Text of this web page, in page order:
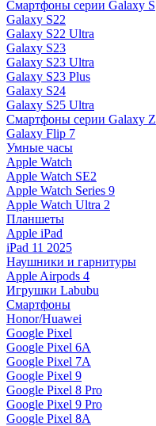
Смартфоны серии Galaxy S
Galaxy S22
Galaxy S22 Ultra
Galaxy S23
Galaxy S23 Ultra
Galaxy S23 Plus
Galaxy S24
Galaxy S25 Ultra
Смартфоны серии Galaxy Z
Galaxy Flip 7
Умные часы
Apple Watch
Apple Watch SE2
Apple Watch Series 9
Apple Watch Ultra 2
Планшеты
Apple iPad
iPad 11 2025
Наушники и гарнитуры
Apple Airpods 4
Игрушки Labubu
Смартфоны
Honor/Huawei
Google Pixel
Google Pixel 6A
Google Pixel 7А
Google Pixel 9
Google Pixel 8 Pro
Google Pixel 9 Pro
Google Pixel 8A